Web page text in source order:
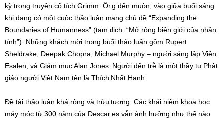
kỳ trong truyện cổ tích Grimm. Ông đến muộn, vào giữa buổi sáng
khi đang có một cuộc thảo luận mang chủ đề “Expanding the
Boundaries of Humanness” (tạm dịch: “Mở rộng biên giới của nhân
tính”). Những khách mời trong buổi thảo luận gồm Rupert
Sheldrake, Deepak Chopra, Michael Murphy – người sáng lập Viện
Esalen, và Giám mục Alan Jones. Người đến trễ là một thầy tu Phật
giáo người Việt Nam tên là Thích Nhất Hạnh.
Đề tài thảo luận khá rộng và trừu tượng: Các khái niệm khoa học
máy móc từ 300 năm của Descartes vẫn ảnh hưởng như thế nào